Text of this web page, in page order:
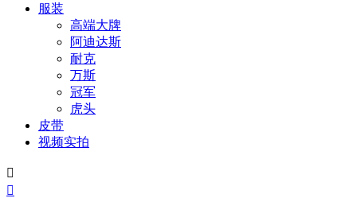
服装
高端大牌
阿迪达斯
耐克
万斯
冠军
虎头
皮带
视频实拍

